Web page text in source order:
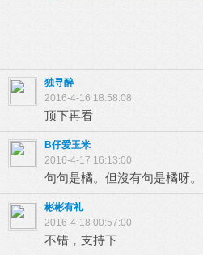
独寻醉
2016-4-16 18:58:08
顶下再看
B仔爱玉米
2016-4-17 16:13:00
句句是橘。但沒有句是橘呀。
彬彬有礼
2016-4-18 00:57:00
不错，支持下